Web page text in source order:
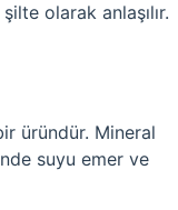
olarak anlaşılır.
üründür. Mineral
suyu emer ve